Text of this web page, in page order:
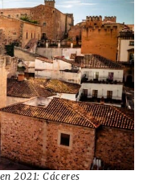
2021: Cáceres